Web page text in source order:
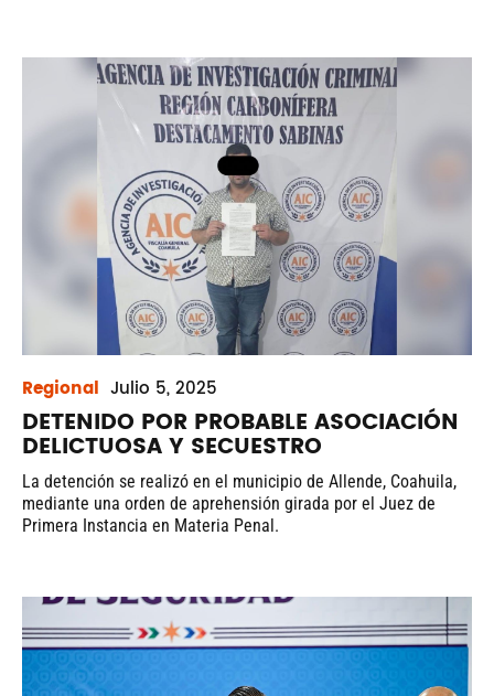
Regional Julio 5, 2025
DETENIDO POR PROBABLE ASOCIACIÓN
DELICTUOSA Y SECUESTRO
La detención se realizó en el municipio de Allende, Coahuila,
mediante una orden de aprehensión girada por el Juez de
Primera Instancia en Materia Penal.